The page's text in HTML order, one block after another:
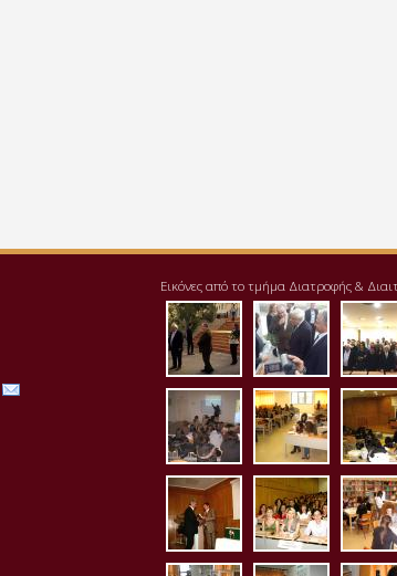
Εικόνες από το τμήμα Διατροφής &
pd111-1.jpg
aithousa2.jpg
aithousa7.jpg